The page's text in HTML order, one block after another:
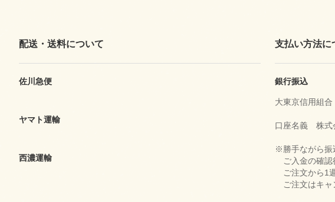
配送・送料について
佐川急便
ヤマト運輸
西濃運輸
支払い方法に
銀行振込
大東京信用組
口座名義 株式
※勝手ながら振
ご入金の確認
ご注文から1
ご注文はキャ